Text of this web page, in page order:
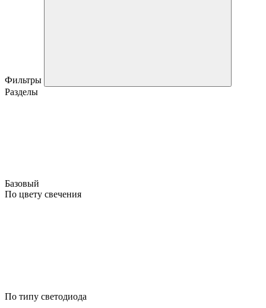
Фильтры
Разделы
Базовый
По цвету свечения
По типу светодиода